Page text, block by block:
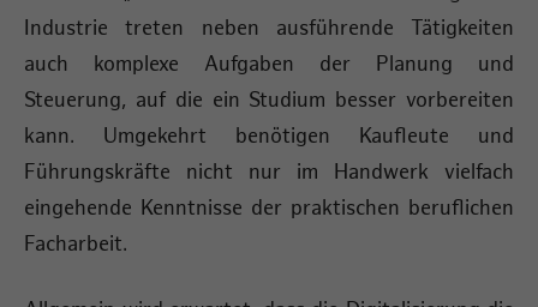
Industrie treten neben ausführende Tätigkeiten
auch komplexe Aufgaben der Planung und
Steuerung, auf die ein Studium besser vorbereiten
kann. Umgekehrt benötigen Kaufleute und
Führungskräfte nicht nur im Handwerk vielfach
eingehende Kenntnisse der praktischen beruflichen
Facharbeit.